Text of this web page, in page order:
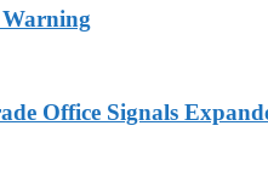
Warning
Office Signals